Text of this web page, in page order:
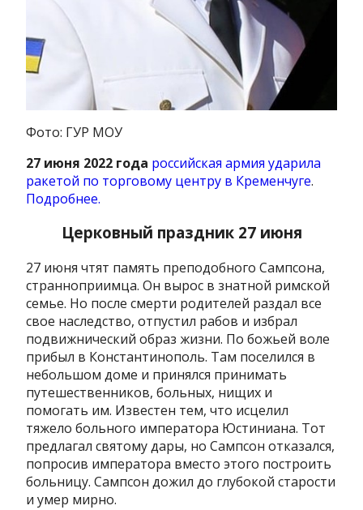
Фото: ГУР МОУ
27 июня 2022 года российская армия ударила
ракетой по торговому центру в Кременчуге.
Подробнее.
Церковный праздник 27 июня
27 июня чтят память преподобного Сампсона,
странноприимца. Он вырос в знатной римской
семье. Но после смерти родителей раздал все
свое наследство, отпустил рабов и избрал
подвижнический образ жизни. По божьей воле
прибыл в Константинополь. Там поселился в
небольшом доме и принялся принимать
путешественников, больных, нищих и
помогать им. Известен тем, что исцелил
тяжело больного императора Юстиниана. Тот
предлагал святому дары, но Сампсон отказался,
попросив императора вместо этого построить
больницу. Сампсон дожил до глубокой старости
и умер мирно.